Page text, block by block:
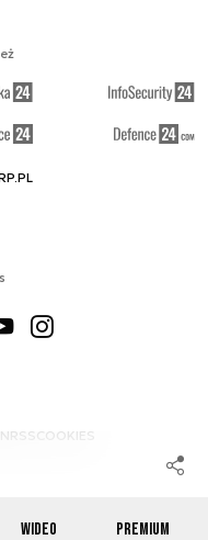
Wideo Premium
RSS COOKIES